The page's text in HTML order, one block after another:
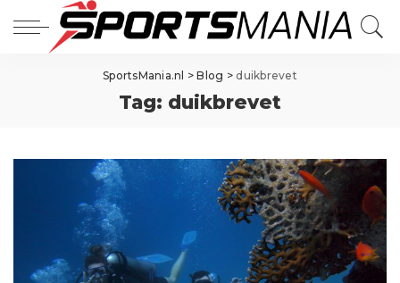
SportsMania.nl >Blog > duikbrevet
Tag: duikbrevet